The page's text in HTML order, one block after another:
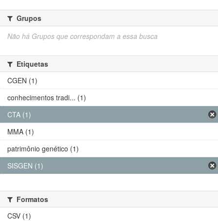
Grupos
Não há Grupos que correspondam a essa busca
Etiquetas
CGEN (1)
conhecimentos tradi... (1)
CTA (1)
MMA (1)
patrimônio genético (1)
SISGEN (1)
Formatos
CSV (1)